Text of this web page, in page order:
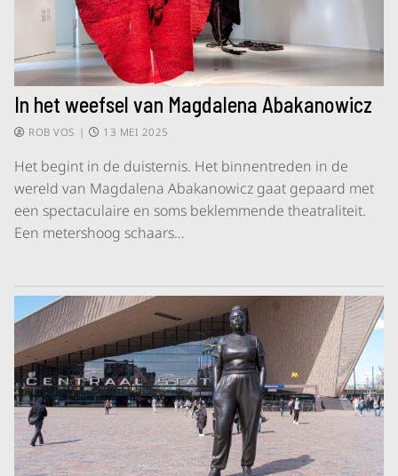
In het weefsel van Magdalena Abakanowicz
ROB VOS | 13 MEI 2025
Het begint in de duisternis. Het binnentreden in de
wereld van Magdalena Abakanowicz gaat gepaard met
een spectaculaire en soms beklemmende theatraliteit.
Een metershoog schaars…